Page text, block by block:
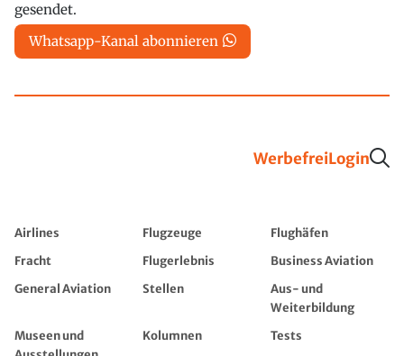
gesendet.
Whatsapp-Kanal abonnieren
WerbefreiLogin
Airlines Flugzeuge
Flughäfen
Fracht
Flugerlebnis
Business Aviation
General Aviation
Stellen
Aus- und
Weiterbildung
Museen und
Kolumnen Tests